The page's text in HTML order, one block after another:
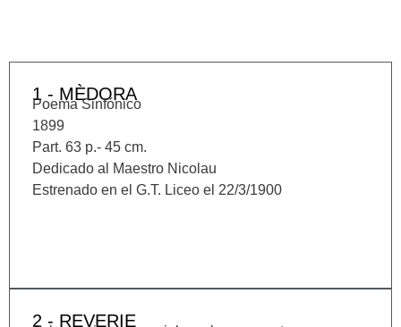
1 - MÈDORA
Poema Sinfónico
1899
Part. 63 p.- 45 cm.
Dedicado al Maestro Nicolau
Estrenado en el G.T. Liceo el 22/3/1900
2 - REVERIE